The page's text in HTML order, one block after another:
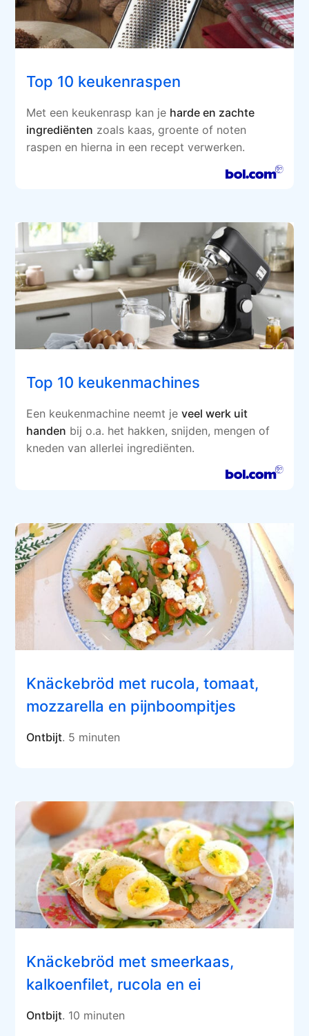
Top 10 keukenraspen
Met een keukenrasp kan je harde en zachte
ingrediënten zoals kaas, groente of noten
raspen en hierna in een recept verwerken.
Top 10 keukenmachines
Een keukenmachine neemt jeveel werk uit
handen bij o.a. het hakken, snijden, mengen of
kneden van allerlei ingrediënten.
Knäckebröd met rucola, tomaat,
mozzarella en pijnboompitjes
Ontbijt. 5 minuten
Knäckebröd met smeerkaas,
kalkoenfilet, rucola en ei
Ontbijt. 10 minuten